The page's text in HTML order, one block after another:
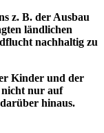
z. B. der Ausbau
ländlichen
nachhaltig zu
Kinder und der
nicht nur auf
hinaus.